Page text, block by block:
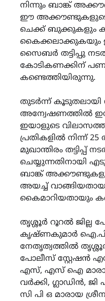
നിന്നും ബാങ്ക്
ഈ
ചെക്ക് ബുക്കുകളും
കൈക്കലാക്കുകയും
സൈബർ തട്ടിപ്പു
കോടികണക്കിന്
കണ്ടെത്തിയിരുന്നു.
തുടർന്ന് കൂടുതലായി
അന്വേഷണത്തിൽ
ഇയാളുടെ
പ്രതികളിൽ നിന്ന്
മുഖാന്തിരം തട്ടിപ്പ്
ചെയ്യുന്നതിനായി
ബാങ്ക്
അയച്ച്
കൈമാറിയതായും
തൃശ്ശൂർ റൂറൽ ജില്ല
കൃഷ്ണകുമാർ
നേതൃത്വത്തിൽ
പോലീസ് സ്റ്റേഷൻ
എസ്, എസ് ഐ
വർക്കി, ഗ്ലാഡിൻ,
സി പി ഒ മാരായ